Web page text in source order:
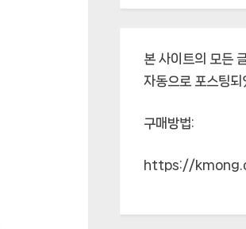
본 사이트의 모든
자동으로 포스팅되
구매방법:
https://